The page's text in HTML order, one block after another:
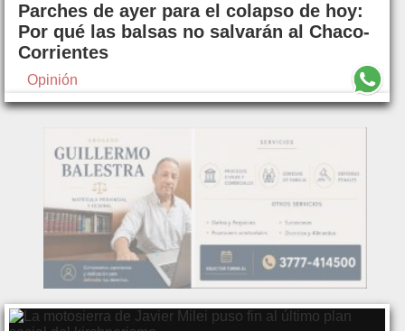
Parches de ayer para el colapso de hoy:
Por qué las balsas no salvarán al Chaco-
Corrientes
Opinión